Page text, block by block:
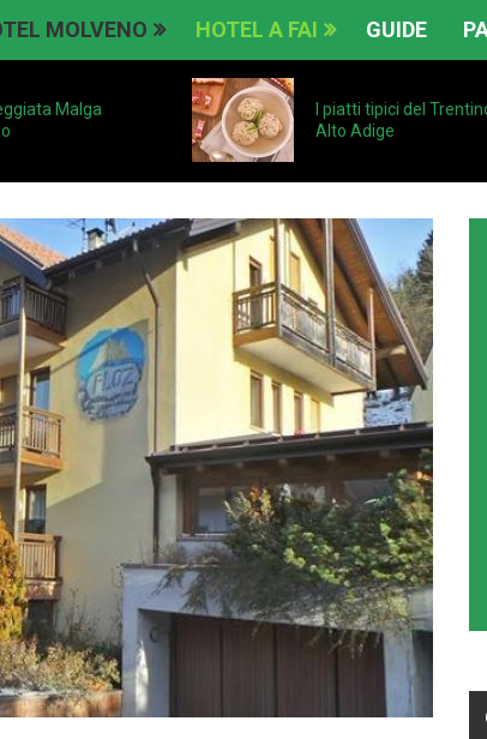
MOLVENO HOTEL A FAI GUIDE
Malga
I piatti tipici del
Alto Adige